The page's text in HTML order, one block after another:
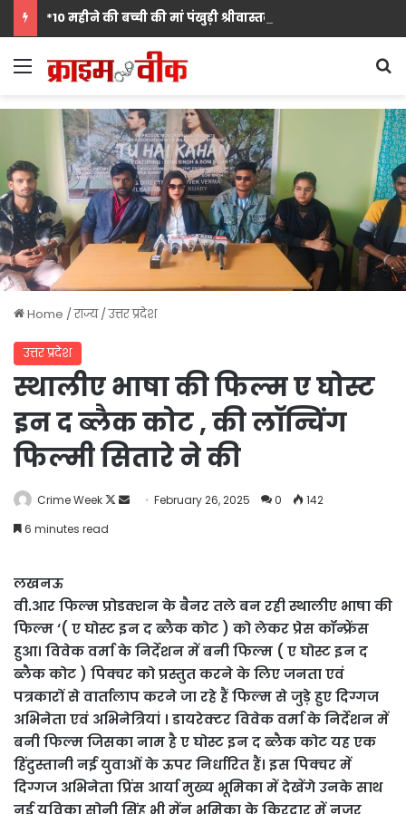
Menu
Home / राज्य / उत्तर प्रदेश
उत्तर प्रदेश
स्थालीए भाषा की फिल्म ए घोस्ट
इन द ब्लैक कोट , की लॉन्चिंग
फिल्मी सितारे ने की
Crime Week
Follow
SendFebruary 26, 2025 0
142
6 minutes read
लखनऊ
वी.आर फिल्म प्रोडक्शन के बैनर तले बन रही स्थालीए भाषा की
फिल्म ‘( ए घोस्ट इन द ब्लैक कोट ) को लेकर प्रेस कॉन्फ्रेंस
हुआ। विवेक वर्मा के निर्देशन में बनी फिल्म ( ए घोस्ट इन द
ब्लैक कोट ) पिक्चर को प्रस्तुत करने के लिए जनता एवं
पत्रकारों से वार्तालाप करने जा रहे हैं फिल्म से जुड़े हुए दिग्गज
अभिनेता एवं अभिनेत्रियां । डायरेक्टर विवेक वर्मा के निर्देशन में
बनी फिल्म जिसका नाम है ए घोस्ट इन द ब्लैक कोट यह एक
हिंदुस्तानी नई युवाओं के ऊपर निर्धारित हैं। इस पिक्चर में
दिग्गज अभिनेता प्रिंस आर्या मुख्य भूमिका में देखेंगे उनके साथ